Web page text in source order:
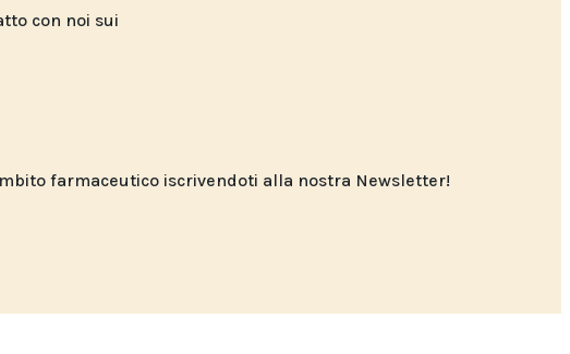
con noi sui
farmaceutico iscrivendoti alla nostra Newsletter!